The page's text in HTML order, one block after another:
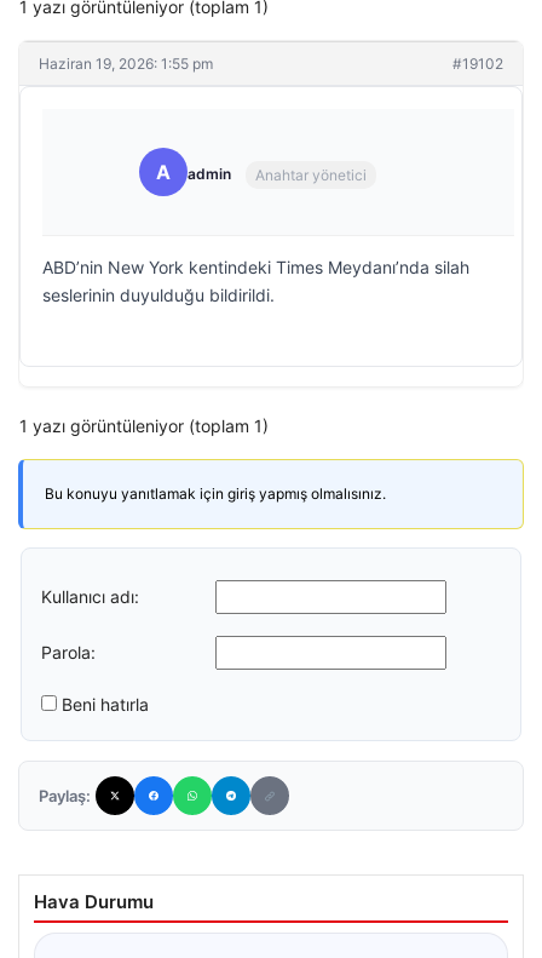
1 yazı görüntüleniyor (toplam 1)
Haziran 19, 2026: 1:55 pm #19102
A admin Anahtar yönetici
ABD’nin New York kentindeki Times Meydanı’nda silah
seslerinin duyulduğu bildirildi.
1 yazı görüntüleniyor (toplam 1)
Bu konuyu yanıtlamak için giriş yapmış olmalısınız.
Kullanıcı adı:
Parola:
Beni hatırla
Paylaş:
Hava Durumu